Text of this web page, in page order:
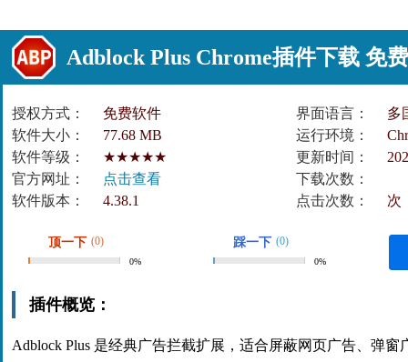
Adblock Plus Chrome插件下载 免
授权方式： 免费软件 界面语言：
多
软件大小：
77.68 MB 运行环境：
软件等级：
★★★★★ 更新时间：
官方网址：
点击查看
下载次数：
软件版本：
4.38.1 点击次数： 次
顶一下 (0)
0%
踩一下 (0)
0%
插件概览：
Adblock Plus 是经典广告拦截扩展，适合屏蔽网页广告、弹窗